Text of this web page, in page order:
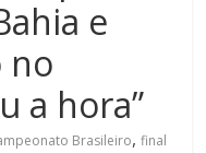
e
no
a hora”
Brasileiro,final